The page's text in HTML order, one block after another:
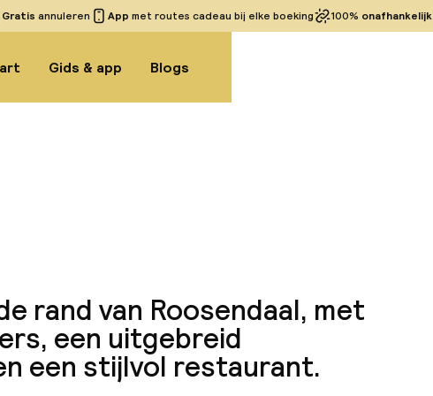
Gratis annuleren App met routes cadeau bij elke boeking 100% onafhankelijk
Gids & app Blogs
rand van Roosendaal, met
een uitgebreid
een stijlvol restaurant.